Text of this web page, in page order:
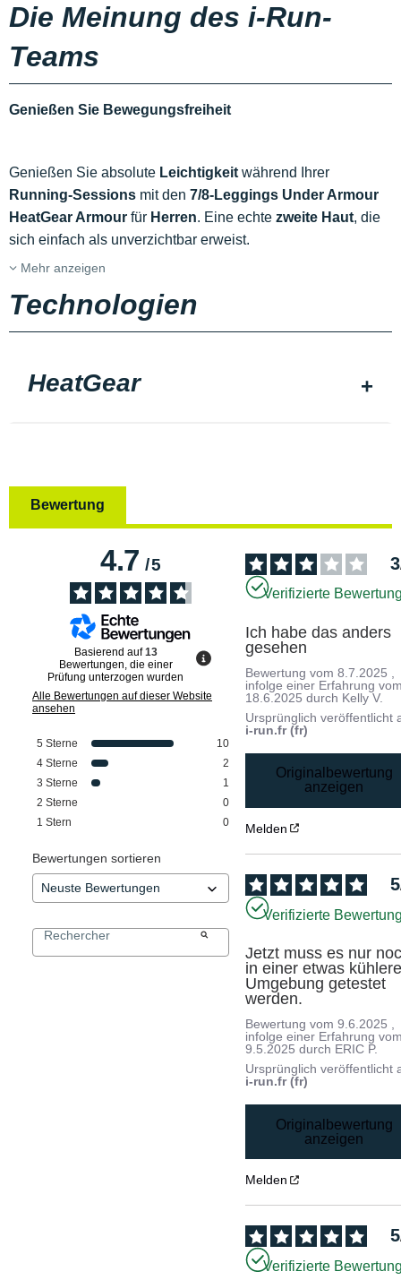
Die Meinung des i-Run-
Teams
Genießen Sie Bewegungsfreiheit
Genießen Sie absolute Leichtigkeit während Ihrer
Running-Sessions mit den 7/8-Leggings Under Armour
HeatGear Armour für Herren. Eine echte zweite Haut, die
sich einfach als unverzichtbar erweist.
Mehr anzeigen
Technologien
HeatGear
Bewertung
4.7/5
Basierend auf13
Bewertungen, die einer
Prüfung unterzogen wurden
Alle Bewertungen auf dieser Website
ansehen
5 Sterne
10
4 Sterne
2
3 Sterne
1
2 Sterne
0
1 Stern 0
Bewertungen sortieren
3
Verifizierte
Ich habe das anders
gesehen
Bewertung vom8.7.2025
infolge einer Erfahrung
18.6.2025 durch Kelly V.
Ursprünglich veröffentlicht
i-run.fr (fr)
Originalbewertung
anzeigen
Melden
5
Verifizierte
Jetzt muss es nur
in einer etwas
Umgebung getestet
werden.
Bewertung vom9.6.2025
infolge einer Erfahrung
9.5.2025 durch ERIC P.
Ursprünglich veröffentlicht
i-run.fr (fr)
Originalbewertung
anzeigen
Melden
5
Verifizierte